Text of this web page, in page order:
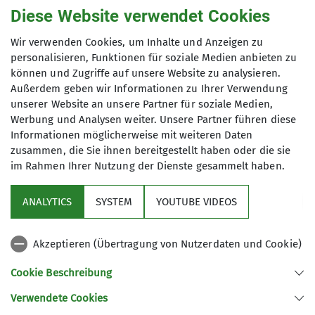
Jugendgruppen Klettern Mitteilungshefte Natur
Neues aus der Gruppe Newsletter Programm
Termine Tour Tourenberichte Veranstaltung
Öffentlichkeit
Sektion
Was ist wo zu finden
Sektion Chemnitz des Deutschen Alpenvereins e.V.
Diese Website verwendet Cookies
Wir verwenden Cookies, um Inhalte und Anzeigen zu
personalisieren, Funktionen für soziale Medien anbieten zu
können und Zugriffe auf unsere Website zu analysieren.
Außerdem geben wir Informationen zu Ihrer Verwendung
unserer Website an unsere Partner für soziale Medien,
Werbung und Analysen weiter. Unsere Partner führen diese
Informationen möglicherweise mit weiteren Daten
zusammen, die Sie ihnen bereitgestellt haben oder die sie
im Rahmen Ihrer Nutzung der Dienste gesammelt haben.
ANALYTICS SYSTEM YOUTUBE VIDEOS
Akzeptieren (Übertragung von Nutzerdaten und Cookie)
Cookie Beschreibung
Verwendete Cookies